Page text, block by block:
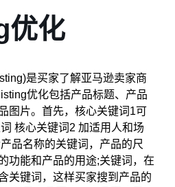
优化
是买家了解亚马逊卖家商
优化包括产品标题、产品
图片。首先，核心关键词1可
核心关键词2 加适用人和场
品名称的关键词，产品的尺
功能和产品的用途;关键词，在
关键词，这样买家搜到产品的